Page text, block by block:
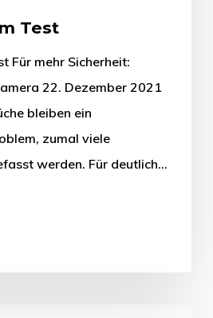
Test
Für mehr Sicherheit:
22. Dezember 2021
bleiben ein
zumal viele
werden. Für deutlich…